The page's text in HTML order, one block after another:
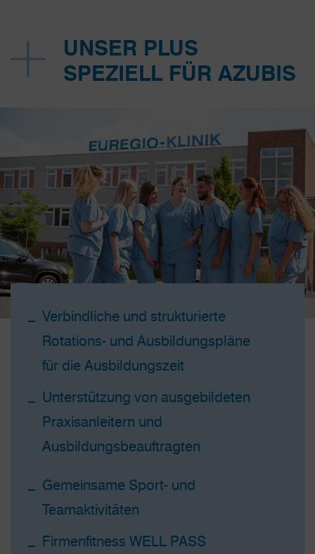
UNSER PLUS
SPEZIELL FÜR AZUBIS
Verbindliche und strukturierte
Rotations- und Ausbil­dungs­pläne
für die Ausbildungszeit
Unterstützung von ausgebildeten
Praxisanleitern und
Ausbildungsbeauftragten
Gemeinsame Sport- und
Teamaktivitäten
Firmenfitness WELL PASS